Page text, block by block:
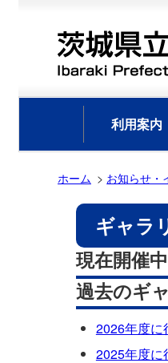
利用案内
ホーム お知らせ・
ギャラ
現在開催
過去のギ
2026年度に
2025年度に